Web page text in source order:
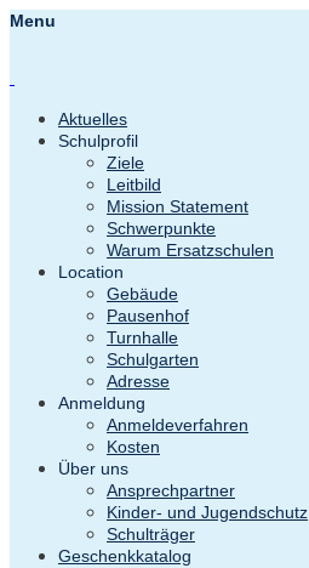
Menu
Aktuelles
Schulprofil
Ziele
Leitbild
Mission Statement
Schwerpunkte
Warum Ersatzschulen
Location
Gebäude
Pausenhof
Turnhalle
Schulgarten
Adresse
Anmeldung
Anmeldeverfahren
Kosten
Über uns
Ansprechpartner
Kinder- und Jugendschutz
Schulträger
Geschenkkatalog